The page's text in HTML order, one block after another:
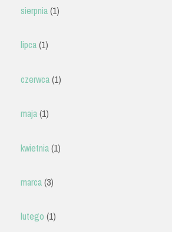
sierpnia(1)
lipca(1)
czerwca(1)
maja(1)
kwietnia(1)
marca(3)
lutego (1)